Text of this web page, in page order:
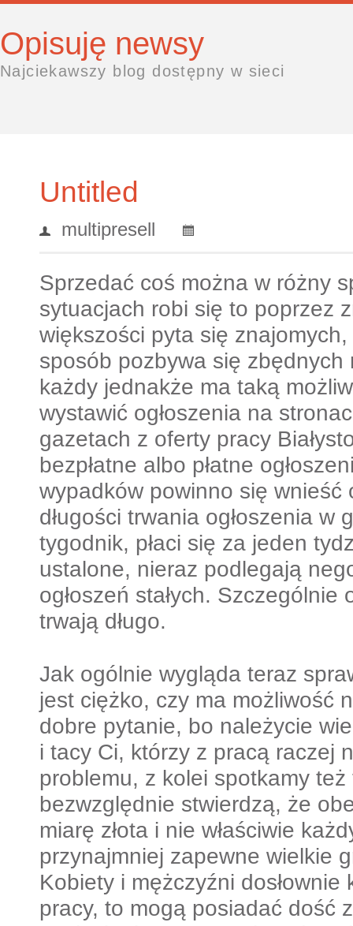
Opisuję newsy
Najciekawszy blog dostępny w sieci
Untitled
multipresell
Sprzedać coś można w różny
sytuacjach robi się to poprzez
większości pyta się
sposób pozbywa się zbędnych
każdy jednakże ma taką
wystawić ogłoszenia na
gazetach z oferty pracy
bezpłatne albo płatne
wypadków powinno się wnieść
długości trwania ogłoszenia w
tygodnik, płaci się za jeden
ustalone, nieraz podlegają
ogłoszeń stałych. Szczególnie
trwają długo.
Jak ogólnie wygląda teraz
jest ciężko, czy ma możliwość
dobre pytanie, bo należycie
i tacy Ci, którzy z pracą raczej
problemu, z kolei spotkamy
bezwzględnie stwierdzą, że
miarę złota i nie właściwie
przynajmniej zapewne wielkie
Kobiety i mężczyźni
pracy, to mogą posiadać dość